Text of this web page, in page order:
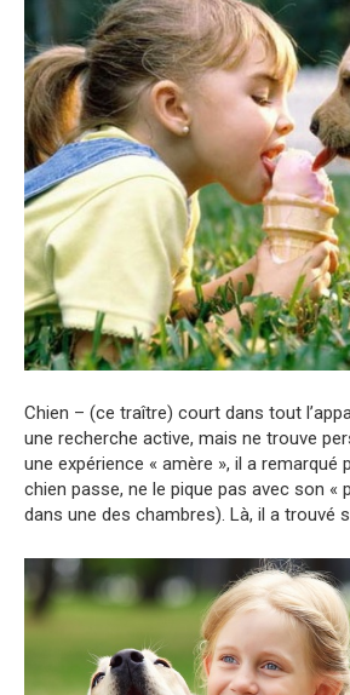
Chien – (ce traître) court dans tout
une recherche active, mais ne trouve
une expérience « amère », il a remarqué
chien passe, ne le pique pas avec son «
dans une des chambres). Là, il a trouvé